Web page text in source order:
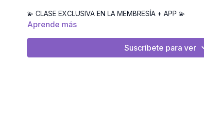
💫 CLASE EXCLUSIVA EN LA MEMBRESÍA + APP💫
Aprende más
Suscríbete para ver